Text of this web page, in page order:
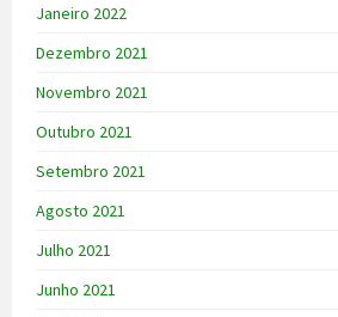
Janeiro 2022
Dezembro 2021
Novembro 2021
Outubro 2021
Setembro 2021
Agosto 2021
Julho 2021
Junho 2021